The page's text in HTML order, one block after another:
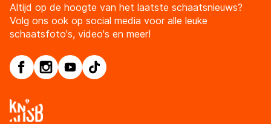
Altijd op de hoogte van het laatste schaatsnieuws?
Volg ons ook op social media voor alle leuke
schaatsfoto's, video's en meer!